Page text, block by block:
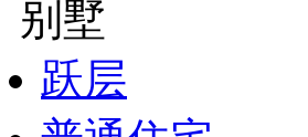
别墅
跃层